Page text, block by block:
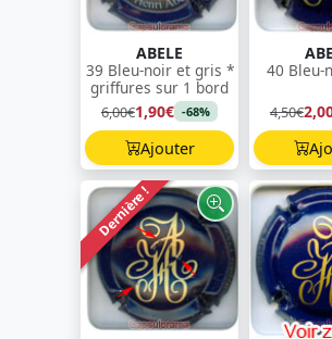
ABELE
39 Bleu-noir et gris *
griffures sur 1 bord
6,00€1,90€ -68%
Ajouter
40 Bleu-
4,50€
Dernière !